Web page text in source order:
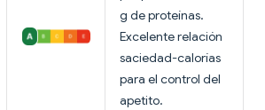
g de proteínas.
Excelente relación
saciedad-calorías
para el control del
apetito.